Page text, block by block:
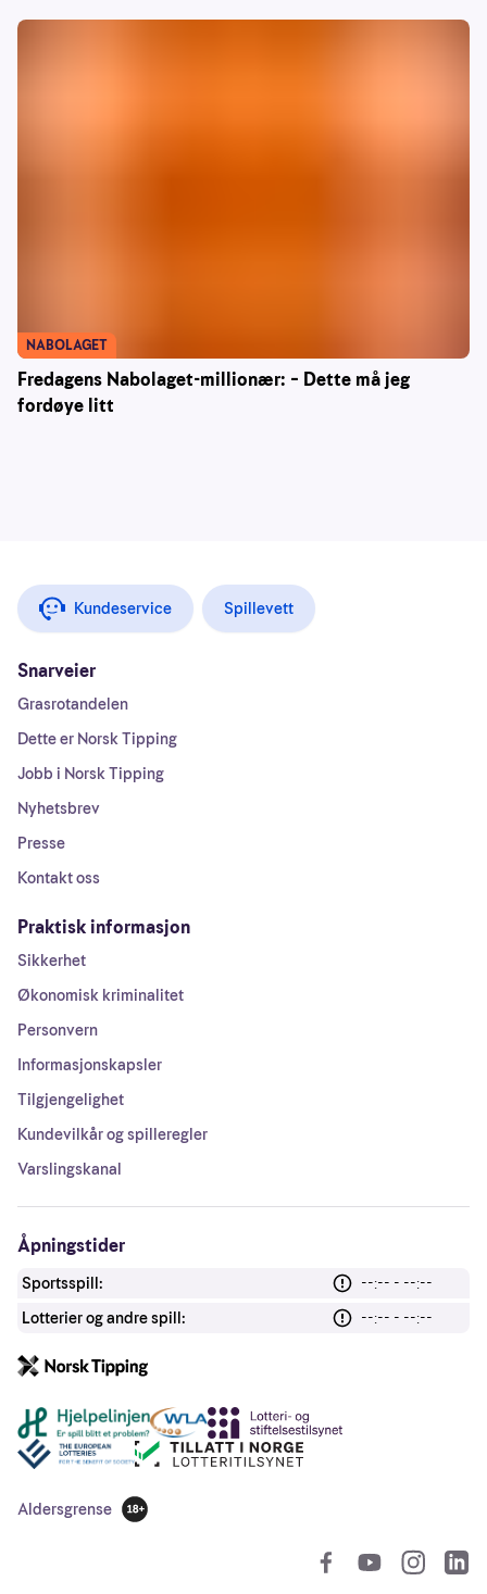
Fredagens Nabolaget-millionær: – Dette må jeg
fordøye litt
NABOLAGET
Kundeservice Spillevett
Snarveier
Grasrotandelen
Dette er Norsk Tipping
Jobb i Norsk Tipping
Nyhetsbrev
Presse
Kontakt oss
Praktisk informasjon
Sikkerhet
Økonomisk kriminalitet
Personvern
Informasjonskapsler
Tilgjengelighet
Kundevilkår og spilleregler
Varslingskanal
Åpningstider
Sportsspill:
--:-- - --:--
Lotterier og andre spill:
--:-- - --:--
Andre lenker
Aldersgrense
18 år